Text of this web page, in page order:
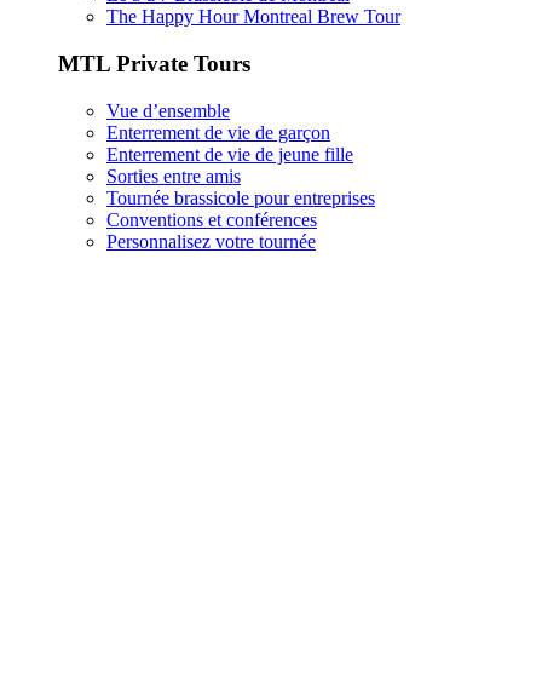
The Happy Hour Montreal Brew Tour
MTL Private Tours
Vue d’ensemble
Enterrement de vie de garçon
Enterrement de vie de jeune fille
Sorties entre amis
Tournée brassicole pour entreprises
Conventions et conférences
Personnalisez votre tournée